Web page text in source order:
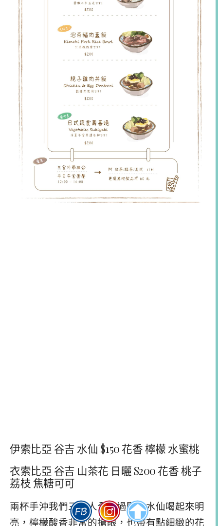
伊索比亞 谷吉 水仙 $150 花香 檸檬 水蜜桃
衣索比亞 谷吉 山茶花 日曬 $200 花香 桃子
荔枝 焦糖可可
兩杯手沖我們三個人全數過關，水仙喝起來明
亮，檸檬酸香非常的搶眼，也帶有點細緻的花